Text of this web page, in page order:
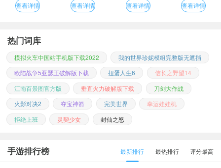
查看详情
查看详情
查看详情
查看详情
热门词库
模拟火车中国站手机版下载2022
我的世界珍妮模组完整版无遮挡
欧陆战争5亚瑟王破解版下载
扭蛋人生6
信长之野望14
江南百景图官方版
垂直火力破解版下载
刀剑大作战
火影对决2
夺宝神箭 完美世界
幸运娃娃机
拒绝上班
灵契少女 封仙之怒
手游排行榜 最新排行 最热排行 评分最高